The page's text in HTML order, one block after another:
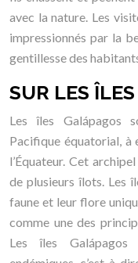
avec la nature. Les
impressionnés par la
gentillesse des
SUR LES
Les îles Galápagos
Pacifique équatorial,
l’Équateur. Cet
de plusieurs îlots. Les
faune et leur flore
comme une des
Les îles Galápagos